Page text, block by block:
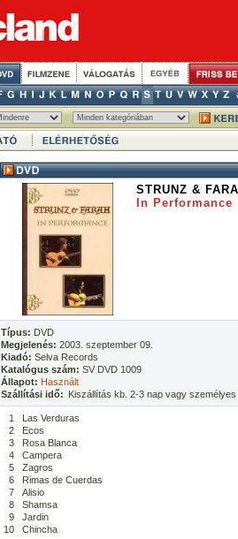
STRUNZ &
In Performance
Típus: DVD
Megjelenés: 2003. szeptember 09.
Kiadó: Selva Records
Katalógus szám: SV DVD 1009
Állapot: Használt
Szállítási idő: Kiszállítás kb. 2-3 nap vagy
1
Las Verduras
2
Ecos
3
Rosa Blanca
4
Campera
5
Zagros
6
Rimas de Cuerdas
7
Alisio
8
Shamsa
9
Jardin
10
Chincha